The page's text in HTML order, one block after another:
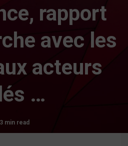
rapport
avec les
acteurs
…
3 min read